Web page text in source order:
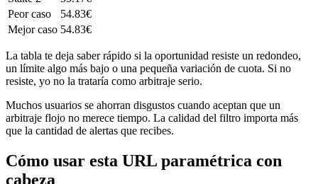
Peor caso
54.83€
Mejor caso 54.83€
La tabla te deja saber rápido si la oportunidad resiste un redondeo,
un límite algo más bajo o una pequeña variación de cuota. Si no
resiste, yo no la trataría como arbitraje serio.
Muchos usuarios se ahorran disgustos cuando aceptan que un
arbitraje flojo no merece tiempo. La calidad del filtro importa más
que la cantidad de alertas que recibes.
Cómo usar esta URL paramétrica con
cabeza